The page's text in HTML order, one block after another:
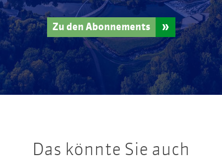
Zu den Abonnements
Das könnte Sie auch